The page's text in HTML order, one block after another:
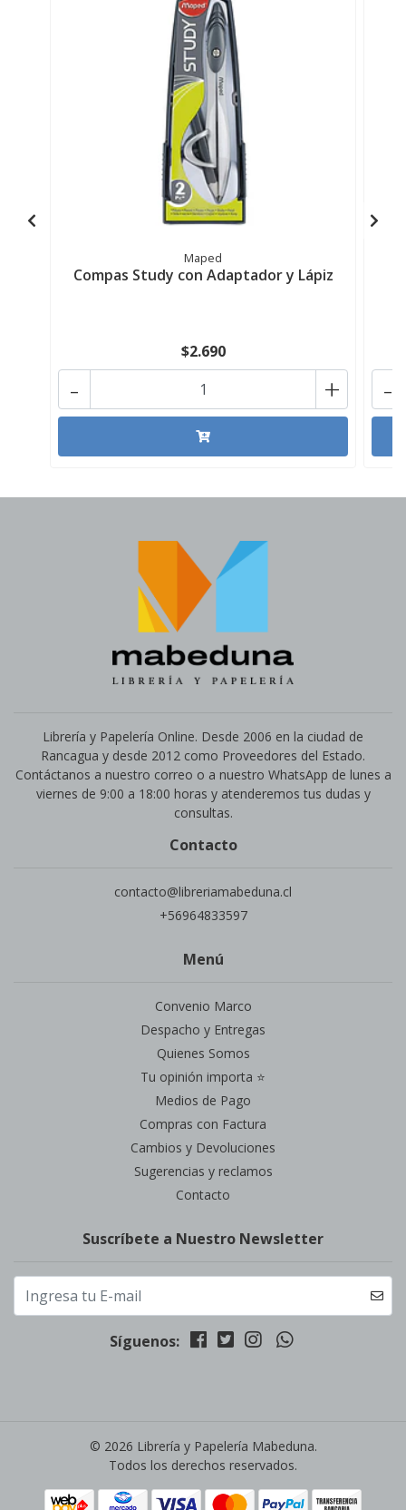
Maped
Compas Study con Adaptador y Lápiz
$2.690
+
- -
Librería y Papelería Online. Desde 2006 en la ciudad de
Rancagua y desde 2012 como Proveedores del Estado.
Contáctanos a nuestro correo o a nuestro WhatsApp de lunes a
viernes de 9:00 a 18:00 horas y atenderemos tus dudas y
consultas.
Contacto
contacto@libreriamabeduna.cl
+56964833597
Menú
Convenio Marco
Despacho y Entregas
Quienes Somos
Tu opinión importa ⭐
Medios de Pago
Compras con Factura
Cambios y Devoluciones
Sugerencias y reclamos
Contacto
Suscríbete a Nuestro Newsletter
Síguenos:
© 2026 Librería y Papelería Mabeduna.
Todos los derechos reservados.